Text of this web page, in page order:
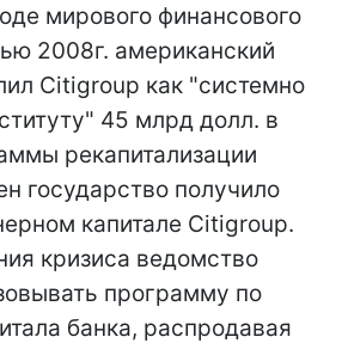
мирового финансового
2008г. американский
Citigroup как "системно
45 млрд долл. в
рекапитализации
государство получило
капитале Citigroup.
кризиса ведомство
программу по
банка, распродавая